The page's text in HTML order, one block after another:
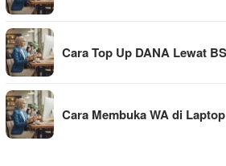
Cara Top Up DANA Lewat
Cara Membuka WA di Laptop